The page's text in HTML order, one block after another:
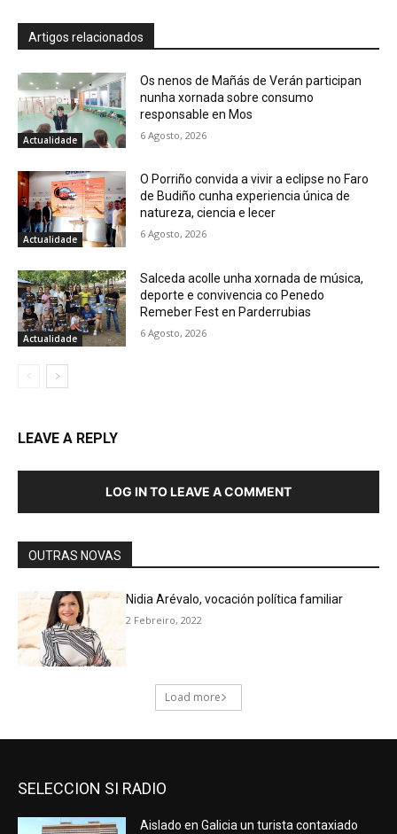
SELECCION SI RADIO
Aislado en Galicia un turista contaxiado